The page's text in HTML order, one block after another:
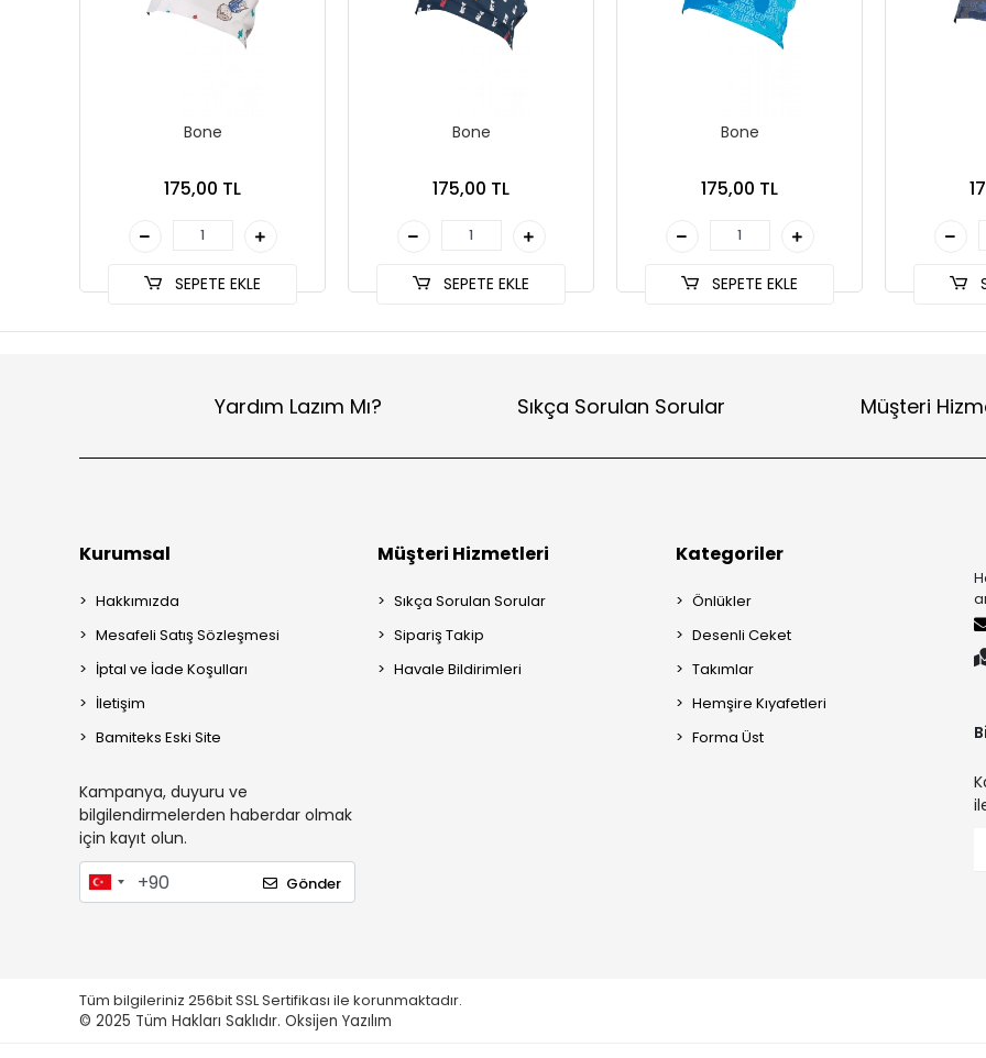
Bone
175,00 TL
SEPETE EKLE
Bone
175,00 TL
SEPETE EKLE
Bone
175,00 TL
SEPETE EKLE
Yardım Lazım Mı? Sıkça Sorulan Sorular Müşteri
Kurumsal
Hakkımızda
Mesafeli Satış Sözleşmesi
İptal ve İade Koşulları
İletişim
Bamiteks Eski Site
Kampanya, duyuru ve
bilgilendirmelerden haberdar olmak
için kayıt olun.
Gönder
Müşteri Hizmetleri
Sıkça Sorulan Sorular
Sipariş Takip
Havale Bildirimleri
Kategoriler
Önlükler
Desenli Ceket
Takımlar
Hemşire Kıyafetleri
Forma Üst
Tüm bilgileriniz 256bit SSL Sertifikası ile korunmaktadır.
© 2025 Tüm Hakları Saklıdır. Oksijen Yazılım